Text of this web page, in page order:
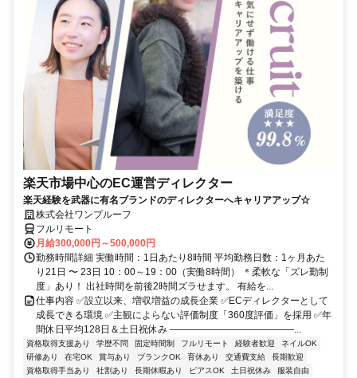
楽天市場中心のEC運営ディレクター
楽天経験を武器に有名ブランドのディレクターへキャリアアップ☆
株式会社ワンプルーフ
フルリモート
月給300,000円～500,000円
勤務時間詳細 実働時間：1日あたり8時間 平均勤務日数：1ヶ月あた
り21日 〜 23日 10：00～19：00（実働8時間） ＊柔軟な「ズレ勤制
度」あり！ 出社時間を前後2時間ズラせます。 有給を...
仕事内容 ✅設立以来、増収増益の成長企業 ✅ECディレクターとして
成長できる環境 ✅主観によらない評価制度「360度評価」を採用 ✅年
間休日平均128日＆土日祝休み ―――――――――――――...
資格取得支援あり 学歴不問 固定時間制 フルリモート 経験者歓迎
ネイルOK
研修あり
在宅OK 賞与あり ブランクOK 育休あり 交通費支給
長期歓迎
資格取得手当あり
社割あり 長期休暇あり ピアスOK 土日祝休み
服装自由